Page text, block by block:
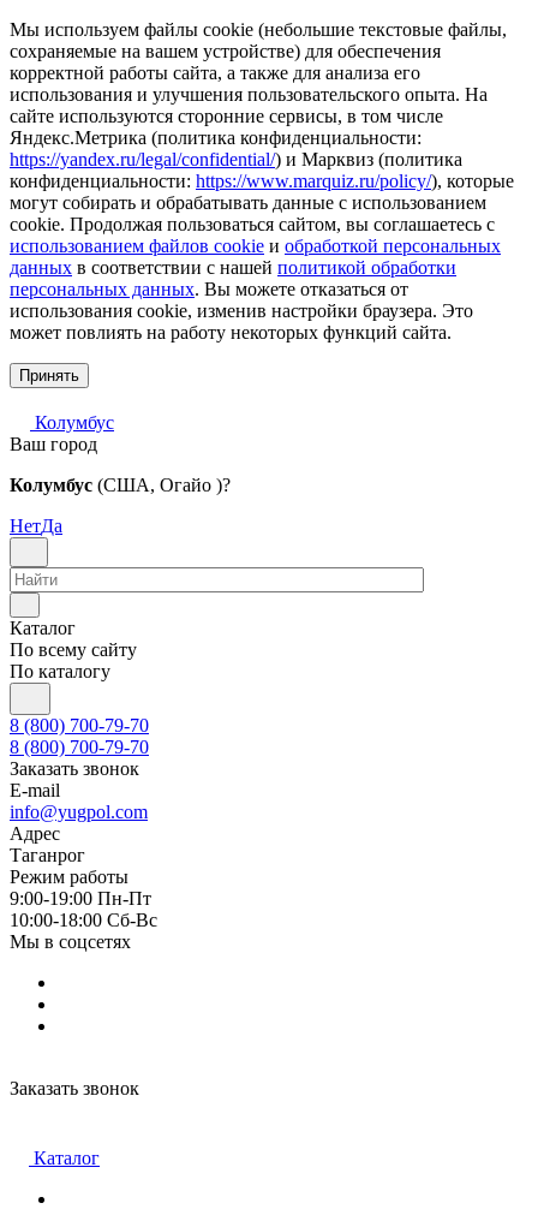
Мы используем файлы cookie (небольшие текстовые файлы,
сохраняемые на вашем устройстве) для обеспечения
корректной работы сайта, а также для анализа его
использования и улучшения пользовательского опыта. На
сайте используются сторонние сервисы, в том числе
Яндекс.Метрика (политика конфиденциальности:
https://yandex.ru/legal/confidential/) и Марквиз (политика
конфиденциальности: https://www.marquiz.ru/policy/), которые
могут собирать и обрабатывать данные с использованием
cookie. Продолжая пользоваться сайтом, вы соглашаетесь с
использованием файлов cookie и обработкой персональных
данных в соответствии с нашей политикой обработки
персональных данных. Вы можете отказаться от
использования cookie, изменив настройки браузера. Это
может повлиять на работу некоторых функций сайта.
Принять
Колумбус
Ваш город
Колумбус (США, Огайо )?
НетДа
Каталог
По всему сайту
По каталогу
8 (800) 700-79-70
8 (800) 700-79-70
Заказать звонок
E-mail
info@yugpol.com
Адрес
Таганрог
Режим работы
9:00-19:00 Пн-Пт
10:00-18:00 Cб-Вс
Мы в соцсетях
Заказать звонок
Каталог